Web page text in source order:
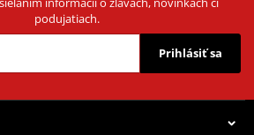
podujatiach.
Prihlásiť sa